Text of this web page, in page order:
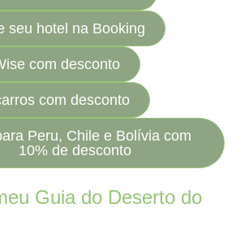
seu hotel na Booking
com desconto
com desconto
Peru, Chile e Bolívia com
10% de desconto
Guia do Deserto do